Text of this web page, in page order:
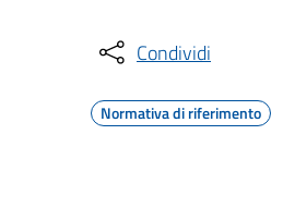
Condividi
Normativa di riferimento